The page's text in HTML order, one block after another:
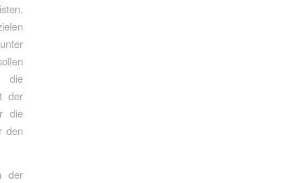
die
der
die
den
der